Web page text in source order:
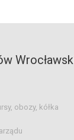
obozy, kółka